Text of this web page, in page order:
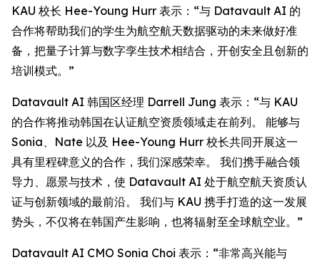
KAU 校长 Hee-Young Hurr 表示：“与 Datavault AI 的
合作将帮助我们的学生为航空航天数据驱动的未来做好准
备，把量子计算与数字孪生技术相结合，开创安全且创新的
培训模式。”
Datavault AI 韩国区经理 Darrell Jung 表示：“与 KAU
的合作将推动韩国在认证航空资质领域走在前列。 能够与
Sonia、Nate 以及 Hee-Young Hurr 校长共同开展这一
具有里程碑意义的合作，我们深感荣幸。 我们携手融合领
导力、愿景与技术，使 Datavault AI 处于航空航天资质认
证与创新领域的最前沿。 我们与 KAU 携手打造的这一发展
势头，不仅将在韩国产生影响，也将辐射至全球航空业。”
Datavault AI CMO Sonia Choi 表示：“非常高兴能与